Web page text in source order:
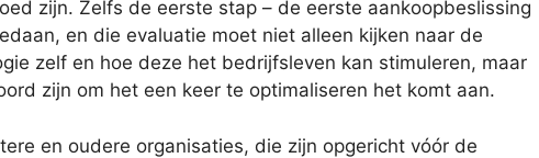
zijn. Zelfs de eerste stap – de eerste aankoopbeslissing
en die evaluatie moet niet alleen kijken naar de
zelf en hoe deze het bedrijfsleven kan stimuleren, maar
zijn om het een keer te optimaliseren het komt aan.
en oudere organisaties, die zijn opgericht vóór de